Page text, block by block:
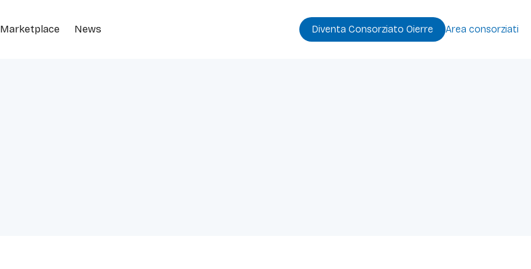
Marketplace News Diventa Consorziato Oierre Area consorziati